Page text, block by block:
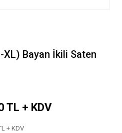
Bayan İkili Saten
TL + KDV
+ KDV